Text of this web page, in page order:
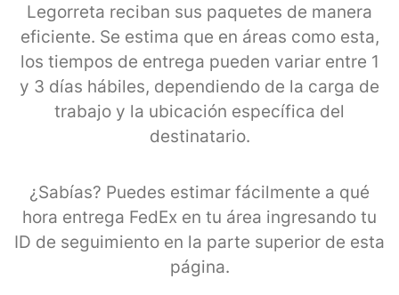
Legorreta reciban sus paquetes de manera
eficiente. Se estima que en áreas como esta,
los tiempos de entrega pueden variar entre 1
y 3 días hábiles, dependiendo de la carga de
trabajo y la ubicación específica del
destinatario.
¿Sabías? Puedes estimar fácilmente a qué
hora entrega FedEx en tu área ingresando tu
ID de seguimiento en la parte superior de esta
página.